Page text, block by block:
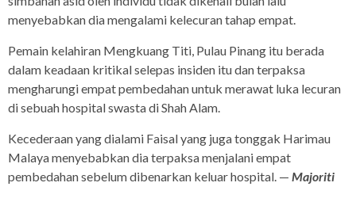
menyebabkan dia mengalami kelecuran tahap empat.
Pemain kelahiran Mengkuang Titi, Pulau Pinang itu berada
dalam keadaan kritikal selepas insiden itu dan terpaksa
mengharungi empat pembedahan untuk merawat luka lecuran
di sebuah hospital swasta di Shah Alam.
Kecederaan yang dialami Faisal yang juga tonggak Harimau
Malaya menyebabkan dia terpaksa menjalani empat
pembedahan sebelum dibenarkan keluar hospital. — Majoriti